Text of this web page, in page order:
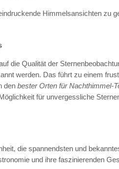
Himmelsansichten zu
die Qualität der
werden. Das führt zu einem
den bester Orten für Nachthimmel-
für unvergessliche
die spannendsten und
und ihre faszinierenden